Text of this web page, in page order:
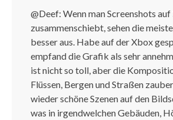
@Deef: Wenn man Screenshots
zusammenschiebt, sehen die
besser aus. Habe auf der Xbox
empfand die Grafik als sehr
ist nicht so toll, aber die
Flüssen, Bergen und Straßen
wieder schöne Szenen auf den
was in irgendwelchen Gebäuden,